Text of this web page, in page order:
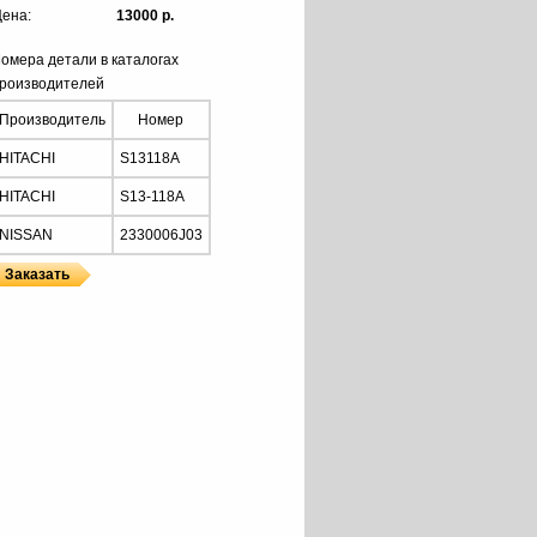
13000 р.
детали в каталогах
Производитель Номер
HITACHI S13118A
HITACHI S13-118A
NISSAN 2330006J03